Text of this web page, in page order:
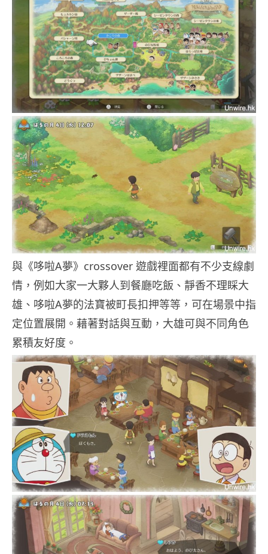
與《哆啦A夢》crossover 遊戲裡面都有不少支線劇
情，例如大家一大夥人到餐廳吃飯、靜香不理睬大
雄、哆啦A夢的法寶被町長扣押等等，可在場景中指
定位置展開。藉著對話與互動，大雄可與不同角色
累積友好度。